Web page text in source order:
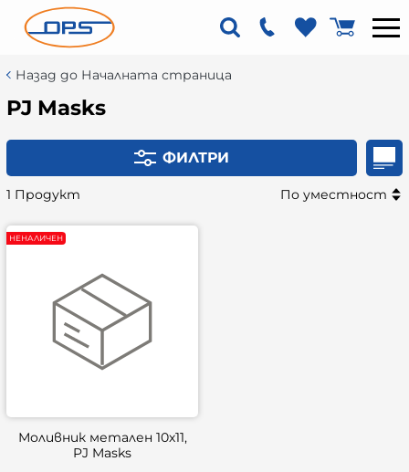
Назад до Началната страница
PJ Masks
ФИЛТРИ
1 Продукт По уместност
Моливник метален 10х11,
PJ Masks
НЕНАЛИЧЕН